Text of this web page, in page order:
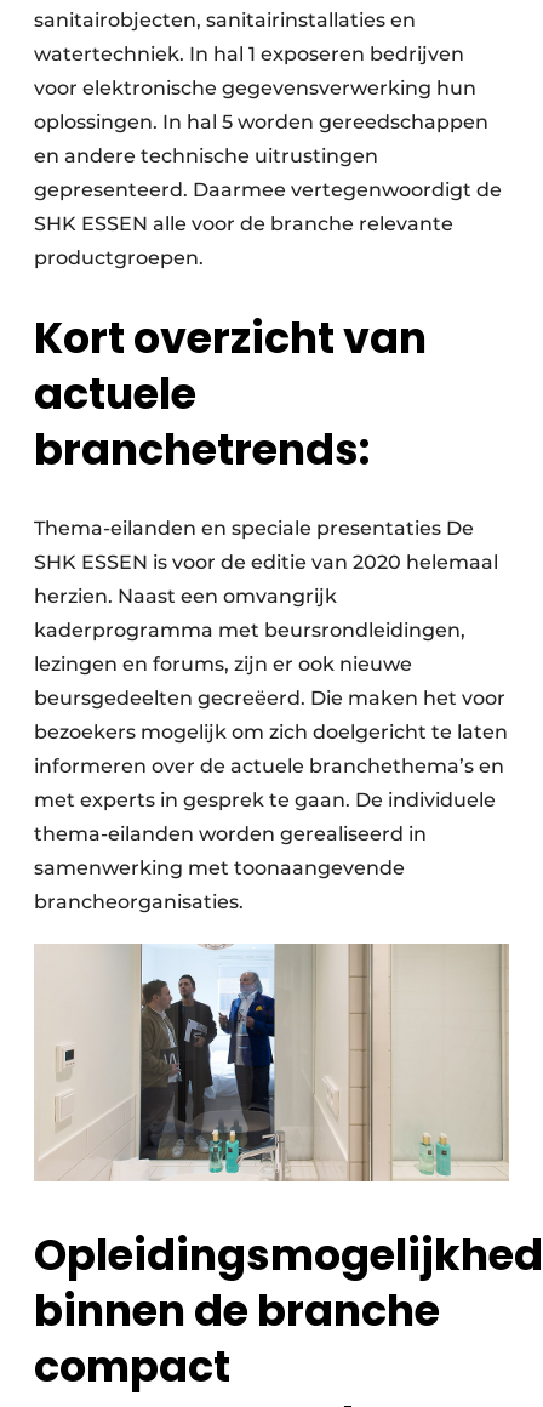
sanitairobjecten, sanitairinstallaties en
watertechniek. In hal 1 exposeren bedrijven
voor elektronische gegevensverwerking hun
oplossingen. In hal 5 worden gereedschappen
en andere technische uitrustingen
gepresenteerd. Daarmee vertegenwoordigt de
SHK ESSEN alle voor de branche relevante
productgroepen.
Kort overzicht van
actuele
branchetrends:
Thema-eilanden en speciale presentaties De
SHK ESSEN is voor de editie van 2020 helemaal
herzien. Naast een omvangrijk
kaderprogramma met beursrondleidingen,
lezingen en forums, zijn er ook nieuwe
beursgedeelten gecreëerd. Die maken het voor
bezoekers mogelijk om zich doelgericht te laten
informeren over de actuele branchethema’s en
met experts in gesprek te gaan. De individuele
thema-eilanden worden gerealiseerd in
samenwerking met toonaangevende
brancheorganisaties.
binnen de branche
compact